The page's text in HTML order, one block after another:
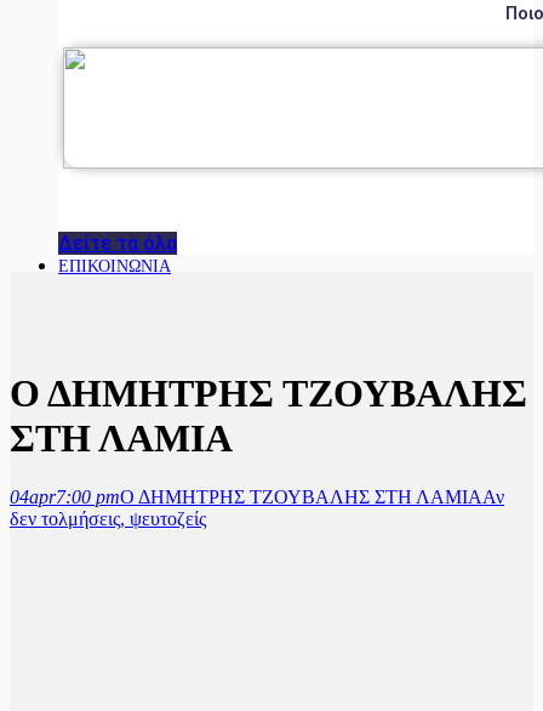
Δείτε τα όλα
ΕΠΙΚΟΙΝΩΝΙΑ
Ο ΔΗΜΗΤΡΗΣ ΤΖΟΥΒΑΛΗΣ
ΣΤΗ ΛΑΜΙΑ
04apr7:00 pmΟ ΔΗΜΗΤΡΗΣ ΤΖΟΥΒΑΛΗΣ ΣΤΗ ΛΑΜΙΑΑν
δεν τολμήσεις, ψευτοζείς